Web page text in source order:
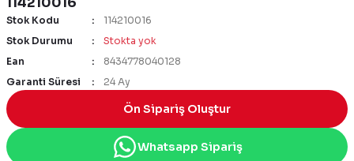
Stok Kodu
114210016
Stok Durumu
Stokta yok
Ean
8434778040128
Garanti Süresi
24 Ay
Ön Sipariş Oluştur
Whatsapp Sipariş